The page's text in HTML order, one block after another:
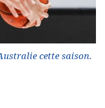
cette saison.